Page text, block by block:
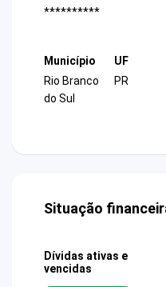
**********
Município
Rio Branco
do Sul
UF
PR
Situação
Dívidas ativas e
vencidas